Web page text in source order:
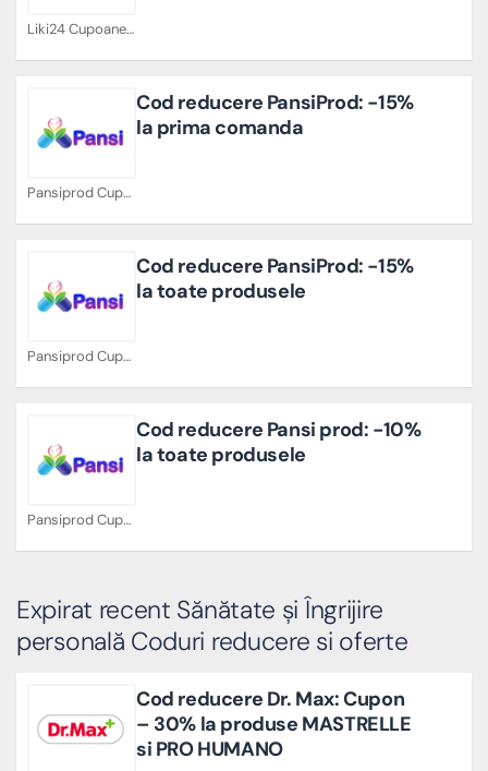
Liki24 Cupoane
Pansiprod Cupoane
Cod reducere PansiProd: -15%
la prima comanda
Pansiprod Cupoane
Cod reducere PansiProd: -15%
la toate produsele
Pansiprod Cupoane
Cod reducere Pansi prod: -10%
la toate produsele
Expirat recent Sănătate și Îngrijire
personală Coduri reducere si oferte
Cod reducere Dr. Max: Cupon
– 30% la produse MASTRELLE
si PRO HUMANO